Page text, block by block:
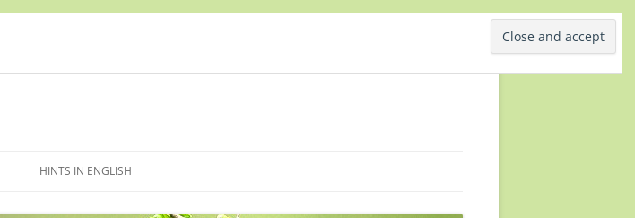
Inhalt
HINTS IN ENGLISH